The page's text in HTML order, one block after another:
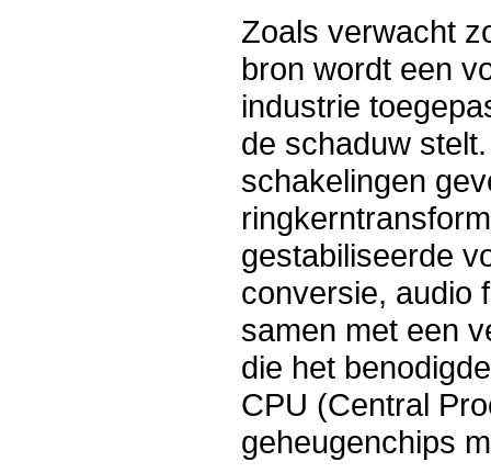
Zoals verwacht
bron wordt een
industrie
de schaduw
schakelingen
gestabiliseerde
conversie, audio
samen met een
die het
CPU (Central
geheugenchips